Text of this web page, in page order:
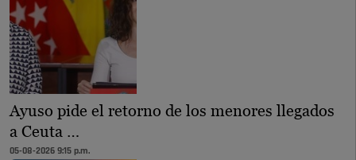
Ayuso pide el retorno de los menores llegados
a Ceuta …
05-08-2026 9:15 p.m.